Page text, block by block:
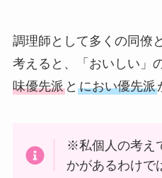
調理師として多くの同僚
考えると、「おいしい」
味優先派と におい優先派
※私個人の考え
かがあるわけで